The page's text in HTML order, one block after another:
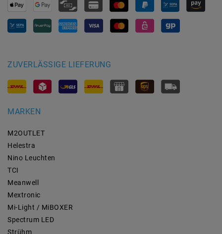
ZUVERLÄSSIGE LIEFERUNG
MARKEN
M2OUTLET
Helestra
Nino Leuchten
TCI
Meanwell
Mextronic
Mi-Light / MiBOXER
Spectrum LED
Strühm